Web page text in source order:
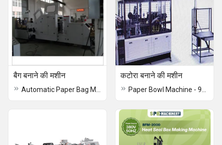
बैग बनाने की मशीन कटोरा बनाने की मशीन